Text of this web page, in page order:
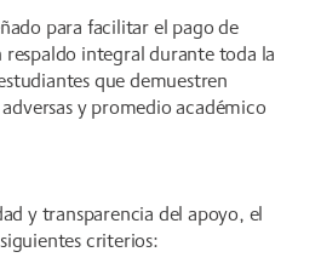
para facilitar el pago de
integral durante toda la
que demuestren
y promedio académico
y transparencia del apoyo, el
criterios: